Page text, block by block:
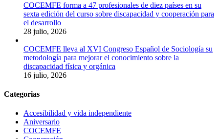
COCEMFE forma a 47 profesionales de diez países en su
sexta edición del curso sobre discapacidad y cooperación para
el desarrollo
28 julio, 2026
COCEMFE lleva al XVI Congreso Español de Sociología su
metodología para mejorar el conocimiento sobre la
discapacidad física y orgánica
16 julio, 2026
Categorias
Accesibilidad y vida independiente
Aniversario
COCEMFE